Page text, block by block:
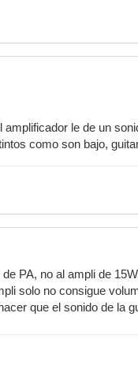
le de un
como son bajo,
PA, no al ampli de
solo no consigue
que el sonido de la